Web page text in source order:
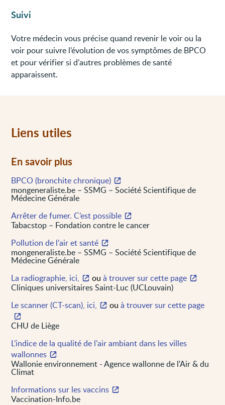
Suivi
Votre médecin vous précise quand revenir le voir ou la
voir pour suivre l’évolution de vos symptômes de BPCO
et pour vérifier si d’autres problèmes de santé
apparaissent.
Liens utiles
En savoir plus
BPCO (bronchite chronique)
mongeneraliste.be – SSMG – Société Scientifique de
Médecine Générale
Arrêter de fumer. C’est possible
Tabacstop – Fondation contre le cancer
Pollution de l’air et santé
mongeneraliste.be – SSMG – Société Scientifique de
Médecine Générale
La radiographie, ici,
ouà trouver sur cette page
Cliniques universitaires Saint-Luc (UCLouvain)
Le scanner (CT-scan), ici,
ouà trouver sur cette page
CHU de Liège
L'indice de la qualité de l'air ambiant dans les villes
wallonnes
Wallonie environnement - Agence wallonne de l'Air & du
Climat
Informations sur les vaccins
Vaccination-Info.be